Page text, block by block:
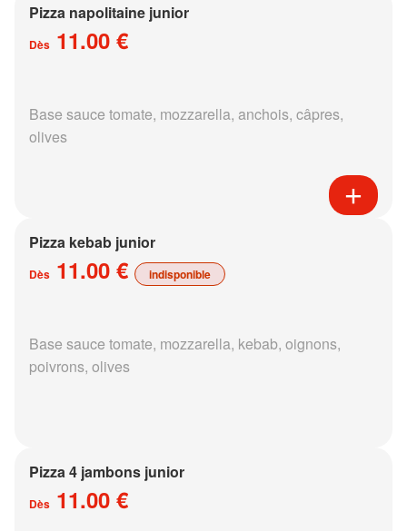
Pizza napolitaine junior
Dès 11.00 €
Base sauce tomate, mozzarella, anchois, câpres,
olives
Pizza kebab junior
Dès 11.00 € indisponible
Base sauce tomate, mozzarella, kebab, oignons,
poivrons, olives
Pizza 4 jambons junior
Dès 11.00 €